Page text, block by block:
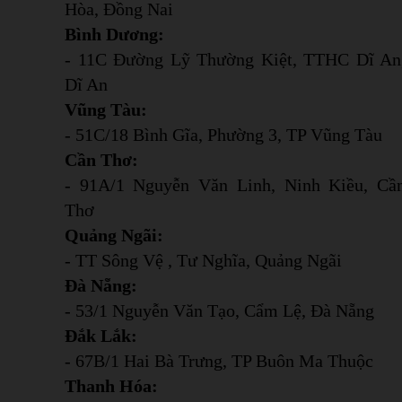
Hòa, Đồng Nai
Bình Dương:
- 11C Đường Lỹ Thường Kiệt, TTHC Dĩ
Dĩ An
Vũng Tàu:
- 51C/18 Bình Gĩa, Phường 3, TP Vũng Tàu
Cần Thơ:
- 91A/1 Nguyễn Văn Linh, Ninh Kiều,
Thơ
Quảng Ngãi:
- TT Sông Vệ , Tư Nghĩa, Quảng Ngãi
Đà Nẵng:
- 53/1 Nguyễn Văn Tạo, Cẩm Lệ, Đà Nẵng
Đắk Lắk:
- 67B/1 Hai Bà Trưng, TP Buôn Ma Thuộc
Thanh Hóa: